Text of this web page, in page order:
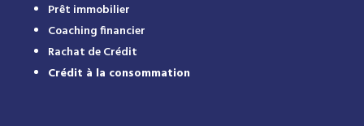
Prêt immobilier
Coaching financier
Rachat de Crédit
Crédit à la consommation